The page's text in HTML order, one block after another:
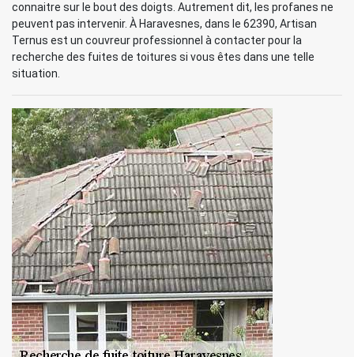
connaitre sur le bout des doigts. Autrement dit, les profanes ne
peuvent pas intervenir. À Haravesnes, dans le 62390, Artisan
Ternus est un couvreur professionnel à contacter pour la
recherche des fuites de toitures si vous êtes dans une telle
situation.